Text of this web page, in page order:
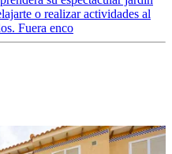
o realizar actividades al
Fuera enco